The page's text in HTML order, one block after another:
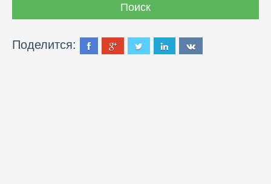
Поделится: